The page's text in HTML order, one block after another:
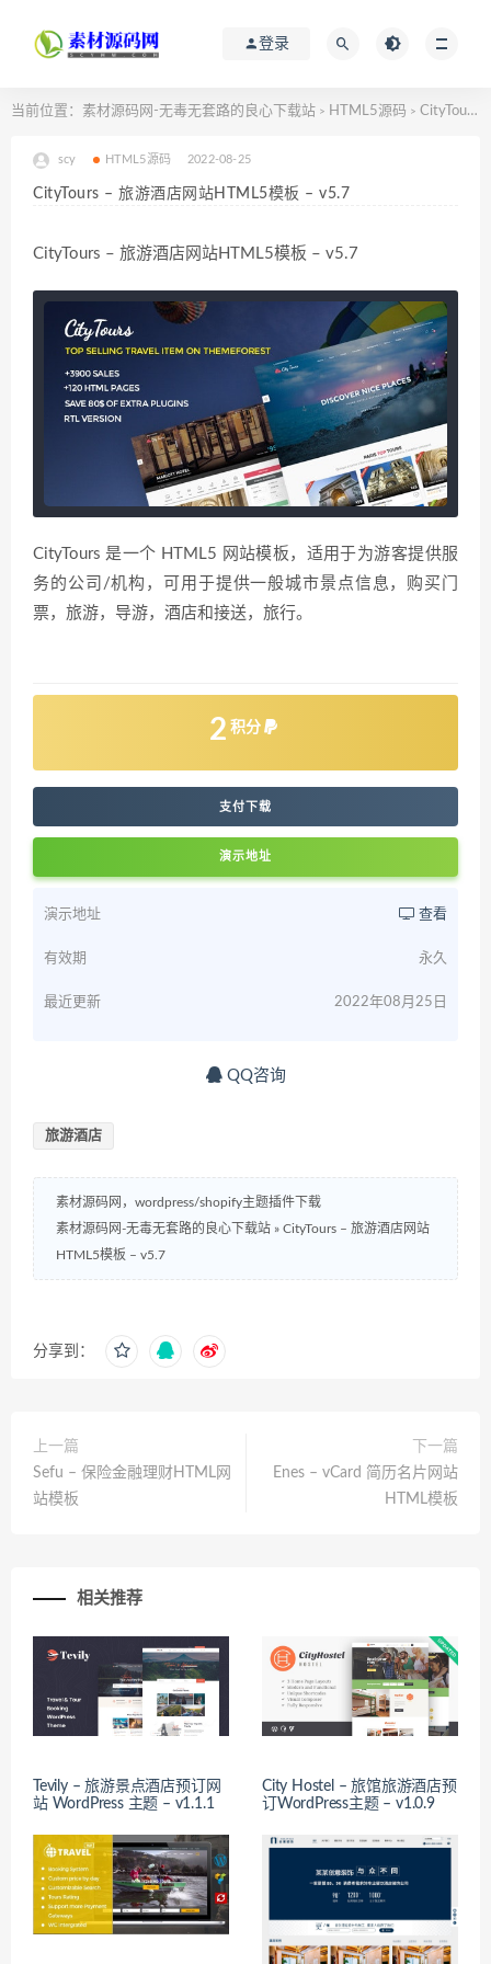
登录
当前位置： 素材源码网-无毒无套路的良心下载站 > HTML5源码 > CityTours – 旅游酒店网站HTML5模板 – v5.7
scy HTML5源码 2022-08-25
CityTours – 旅游酒店网站HTML5模板 – v5.7
CityTours – 旅游酒店网站HTML5模板 – v5.7
CityTours 是一个 HTML5 网站模板，适用于为游客提供服
务的公司/机构，可用于提供一般城市景点信息，购买门
票，旅游，导游，酒店和接送，旅行。
2 积分
支付下载
演示地址
演示地址 查看
有效期 永久
最近更新 2022年08月25日
QQ咨询
旅游酒店
素材源码网，wordpress/shopify主题插件下载
素材源码网-无毒无套路的良心下载站 » CityTours – 旅游酒店网站
HTML5模板 – v5.7
分享到：
上一篇
Sefu – 保险金融理财HTML网
站模板
下一篇
Enes – vCard 简历名片网站
HTML模板
相关推荐
Tevily – 旅游景点酒店预订网
站 WordPress 主题 – v1.1.1
City Hostel – 旅馆旅游酒店预
订WordPress主题 – v1.0.9